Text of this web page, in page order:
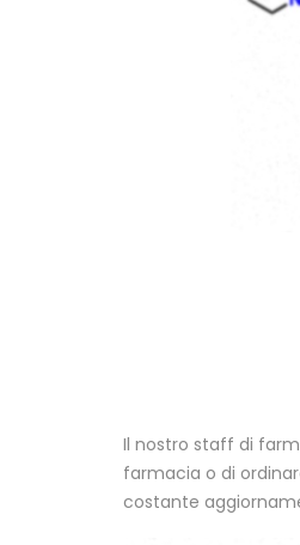
Il nostro staff di
farmacia o di
costante